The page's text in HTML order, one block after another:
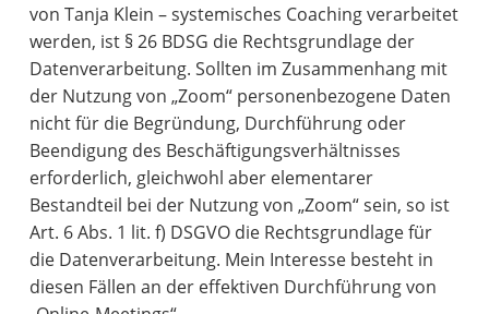
von Tanja Klein – systemisches Coaching verarbeitet
werden, ist § 26 BDSG die Rechtsgrundlage der
Datenverarbeitung. Sollten im Zusammenhang mit
der Nutzung von „Zoom“ personenbezogene Daten
nicht für die Begründung, Durchführung oder
Beendigung des Beschäftigungsverhältnisses
erforderlich, gleichwohl aber elementarer
Bestandteil bei der Nutzung von „Zoom“ sein, so ist
Art. 6 Abs. 1 lit. f) DSGVO die Rechtsgrundlage für
die Datenverarbeitung. Mein Interesse besteht in
diesen Fällen an der effektiven Durchführung von